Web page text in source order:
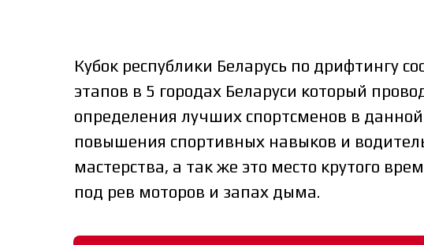
Кубок республики Беларусь по дрифтингу
этапов в 5 городах Беларуси который
определения лучших спортсменов в
повышения спортивных навыков и
мастерства, а так же это место крутого
под рев моторов и запах дыма.